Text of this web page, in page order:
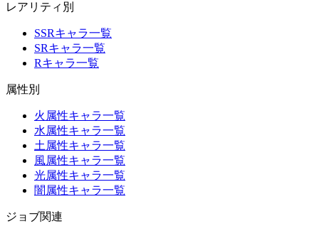
レアリティ別
SSRキャラ一覧
SRキャラ一覧
Rキャラ一覧
属性別
火属性キャラ一覧
水属性キャラ一覧
土属性キャラ一覧
風属性キャラ一覧
光属性キャラ一覧
闇属性キャラ一覧
ジョブ関連